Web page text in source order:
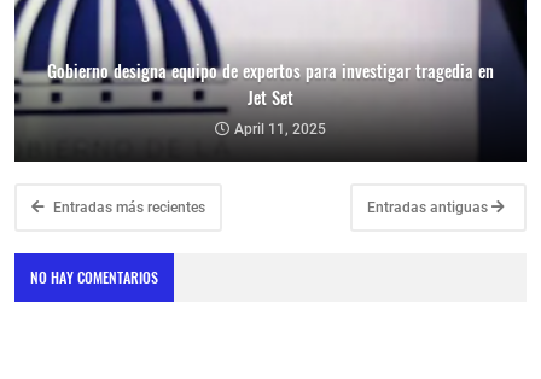
Gobierno designa equipo de expertos para investigar tragedia en
Jet Set
April 11, 2025
Entradas más recientes Entradas antiguas
NO HAY COMENTARIOS